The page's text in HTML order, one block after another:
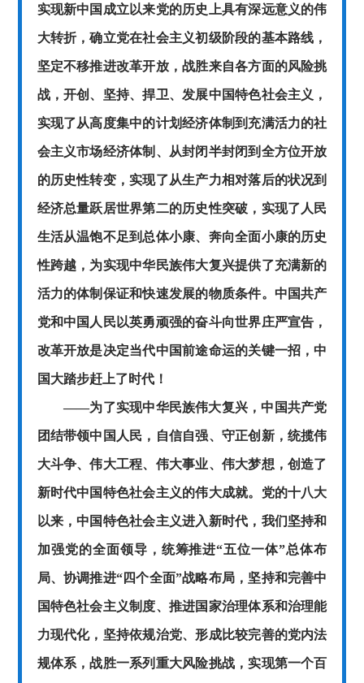
实现新中国成立以来党的历史上具有深远意义的伟
大转折，确立党在社会主义初级阶段的基本路线，
坚定不移推进改革开放，战胜来自各方面的风险挑
战，开创、坚持、捍卫、发展中国特色社会主义，
实现了从高度集中的计划经济体制到充满活力的社
会主义市场经济体制、从封闭半封闭到全方位开放
的历史性转变，实现了从生产力相对落后的状况到
经济总量跃居世界第二的历史性突破，实现了人民
生活从温饱不足到总体小康、奔向全面小康的历史
性跨越，为实现中华民族伟大复兴提供了充满新的
活力的体制保证和快速发展的物质条件。中国共产
党和中国人民以英勇顽强的奋斗向世界庄严宣告，
改革开放是决定当代中国前途命运的关键一招，中
国大踏步赶上了时代！
——为了实现中华民族伟大复兴，中国共产党
团结带领中国人民，自信自强、守正创新，统揽伟
大斗争、伟大工程、伟大事业、伟大梦想，创造了
新时代中国特色社会主义的伟大成就。党的十八大
以来，中国特色社会主义进入新时代，我们坚持和
加强党的全面领导，统筹推进“五位一体”总体布
局、协调推进“四个全面”战略布局，坚持和完善中
国特色社会主义制度、推进国家治理体系和治理能
力现代化，坚持依规治党、形成比较完善的党内法
规体系，战胜一系列重大风险挑战，实现第一个百